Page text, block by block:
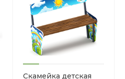
Скамейка детская